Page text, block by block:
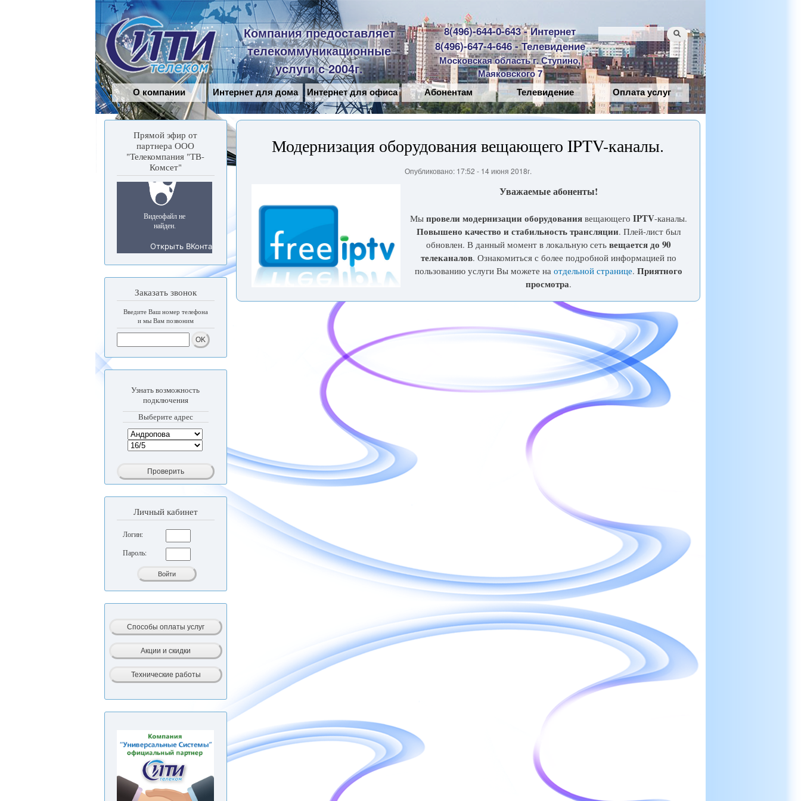
основному
содержанию
Сити-
Телеком
Компания предоставляет
телекоммуникационные
услуги с 2004г.
8(496)-644-0-643 - Интернет
8(496)-647-4-646 - Телевидение
Московская область г. Ступино,
Маяковского 7
Форма поиска
Поиск
О компании Интернет для дома Интернет для офиса Абонентам Телевидение Оплата услуг
Прямой эфир от
партнера ООО
"Телекомпания "ТВ-
Комсет"
Заказать звонок
Введите Ваш номер телефона
и мы Вам позвоним
Узнать возможность
подключения
Выберите адрес
Личный кабинет
Логин:
Пароль:
Модернизация оборудования вещающего IPTV-каналы.
Опубликовано: 17:52 - 14 июня 2018г.
Уважаемые абоненты!
Мы провели модернизации оборудованиявещающего IPTV-каналы.
Повышено качество и стабильность трансляции. Плей-лист был
обновлен. В данный момент в локальную сетьвещается до 90
телеканалов. Ознакомиться с более подробной информацией по
пользованию услуги Вы можете на отдельной странице. Приятного
просмотра.